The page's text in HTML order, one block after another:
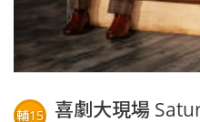
輔15 喜劇大現場